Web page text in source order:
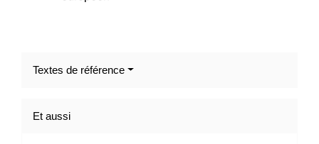
Textes de référence
Et aussi